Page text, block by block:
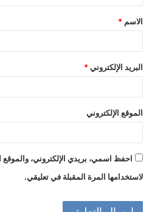
ق
*
الاسم *
البريد الإلكتروني *
الموقع الإلكتروني
احفظ اسمي، بريدي الإلكتروني، والموقع
لاستخدامها المرة المقبلة في تعليقي.